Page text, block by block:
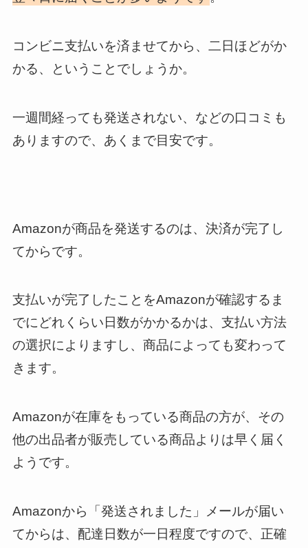
コンビニ支払いを済ませてから、二日ほどがか
かる、ということでしょうか。
一週間経っても発送されない、などの口コミも
ありますので、あくまで目安です。
Amazonが商品を発送するのは、決済が完了し
てからです。
支払いが完了したことをAmazonが確認するま
でにどれくらい日数がかかるかは、支払い方法
の選択によりますし、商品によっても変わって
きます。
Amazonが在庫をもっている商品の方が、その
他の出品者が販売している商品よりは早く届く
ようです。
Amazonから「発送されました」メールが届い
てからは、配達日数が一日程度ですので、正確